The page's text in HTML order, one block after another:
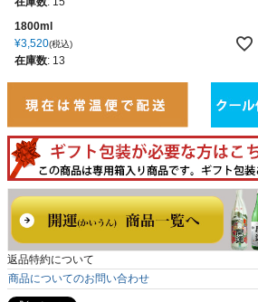
1800ml
¥3,520 税込
在庫数: 13
返品特約について
商品についてのお問い合わせ